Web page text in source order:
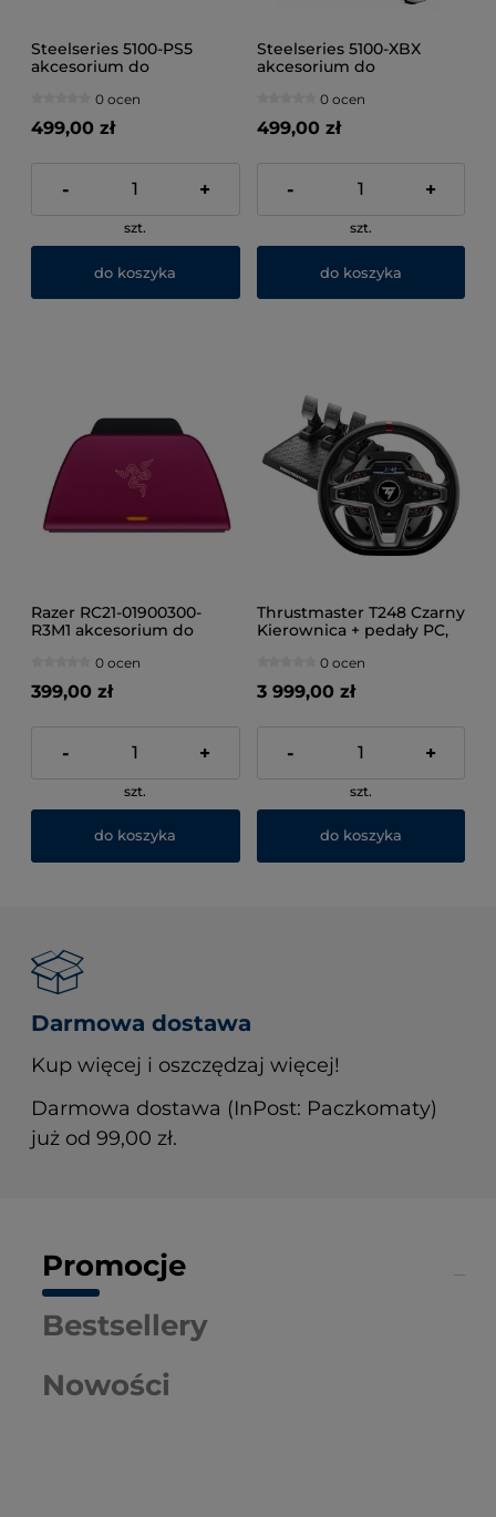
Steelseries 5100-PS5
akcesorium do
Nasadki na gałki
analogowe
0 ocen
499,00 zł
- +
szt.
do koszyka
Steelseries 5100-XBX
akcesorium do
Nasadki na gałki
analogowe
0 ocen
499,00 zł
- +
szt.
do koszyka
Razer RC21-01900300-
R3M1 akcesorium do
Podstawka do ładowania
0 ocen
399,00 zł
- +
szt.
do koszyka
Thrustmaster T248 Czarny
Kierownica + pedały PC,
0 ocen
3 999,00 zł
- +
szt.
do koszyka
Darmowa dostawa
Kup więcej i oszczędzaj więcej!
Darmowa dostawa (InPost: Paczkomaty)
już od 99,00 zł.
Promocje
Nowości
Bestsellery